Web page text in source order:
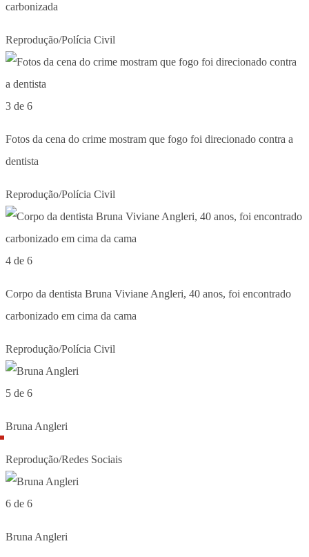
carbonizada
Reprodução/Polícia Civil
3 de 6
Fotos da cena do crime mostram que fogo foi direcionado contra a
dentista
Reprodução/Polícia Civil
4 de 6
Corpo da dentista Bruna Viviane Angleri, 40 anos, foi encontrado
carbonizado em cima da cama
Reprodução/Polícia Civil
5 de 6
Bruna Angleri
Reprodução/Redes Sociais
6 de 6
Bruna Angleri